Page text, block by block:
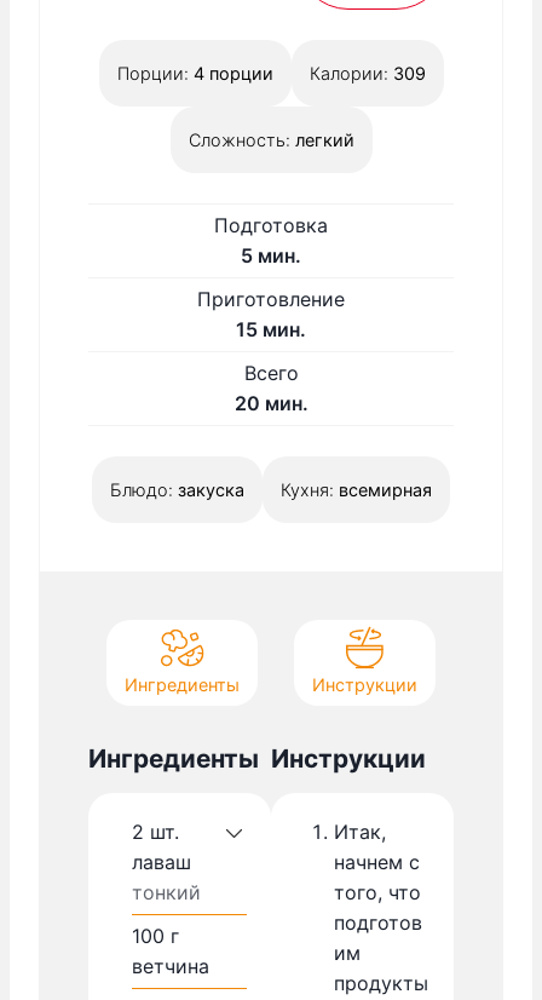
Порции: 4 порции Калории: 309
Сложность: легкий
Подготовка
5м
т
мин.
Приготовление
15м
н
мин.
Всего
20ммин.
Блюдо: закуска Кухня: всемирная
Ингредиенты Инструкции
Ингредиенты
2 шт.
лаваш
тонкий
100 г
ветчина
Инструкции
Итак,
начнем с
того, что
подготов
им
продукты